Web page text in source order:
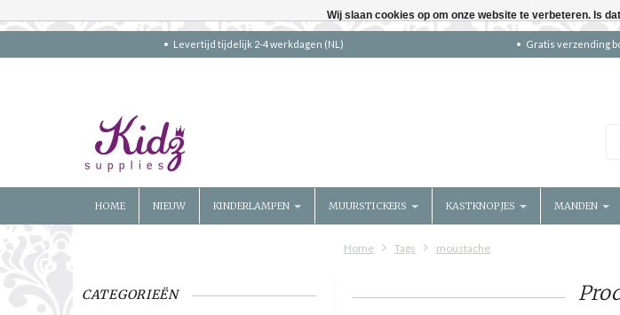
Levertijd tijdelijk 2-4 werkdagen (NL) Gratis verzending
HOME NIEUW KINDERLAMPEN MUURSTICKERS KASTKNOPJES MANDEN
Home Tags moustache
CATEGORIEËN
Wij slaan cookies op om onze website te verbeteren. Is